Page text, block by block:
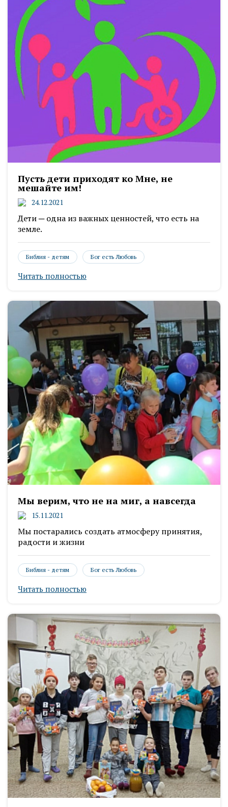
Пусть дети приходят ко Мне, не
мешайте им!
24.12.2021
Дети ─ одна из важных ценностей, что есть на
земле.
Библия - детям Бог есть Любовь
Читать полностью
Мы верим, что не на миг, а навсегда
15.11.2021
Мы постарались создать атмосферу принятия,
радости и жизни
Библия - детям Бог есть Любовь
Читать полностью